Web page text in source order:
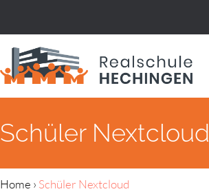
Schüler Nextcloud
Home › Schüler Nextcloud